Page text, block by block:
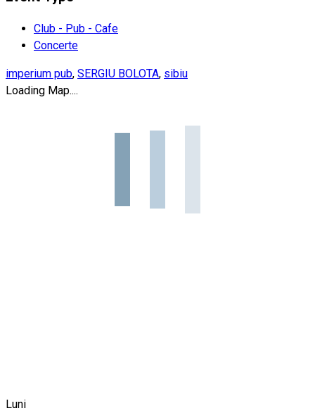
Club - Pub - Cafe
Concerte
imperium pub, SERGIU BOLOTA, sibiu
Loading Map....
Luni